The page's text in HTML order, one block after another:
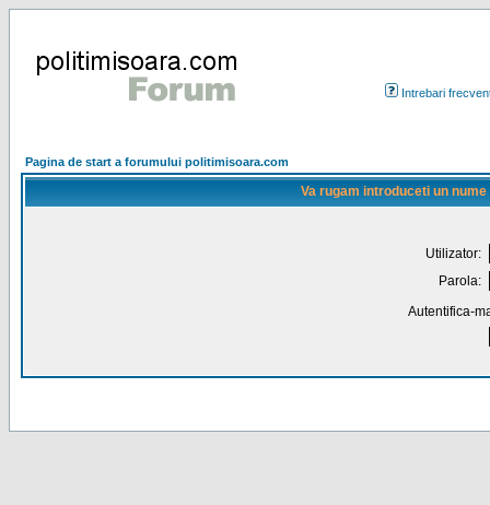
Intrebari
Pagina de start a forumului politimisoara.com
Va rugam introduceti un
Utilizator:
Parola:
Autentifica-